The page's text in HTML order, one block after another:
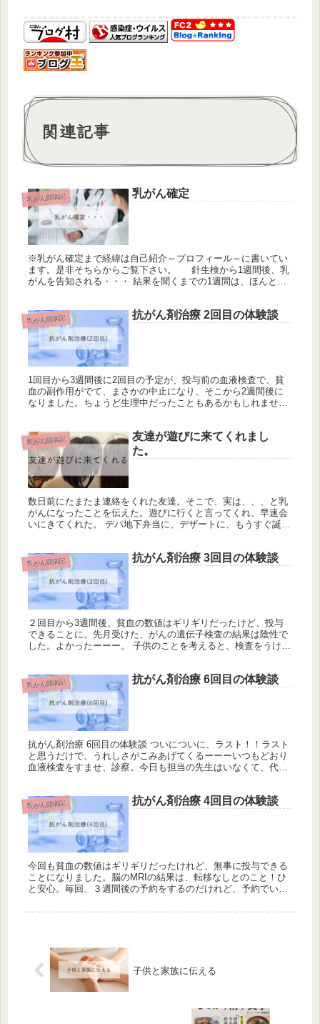
関連記事
乳がん闘病記 乳がん確定
※乳がん確定まで経緯は自己紹介～プロフィール～に書いてい
ます。是非そちらからご覧下さい。 針生検から1週間後、乳
がんを告知される・・・ 結果を聞くまでの1週間は、ほんとに
乳がん闘病記 抗がん剤治療 2回目の体験談
1回目から3週間後に2回目の予定が、投与前の血液検査で、貧
血の副作用がでて、まさかの中止になり、そこから2週間後に
なりました。ちょうど生理中だったこともあるかもしれませ
乳がん闘病記
友達が遊びに来てくれまし
た。
数日前にたまたま連絡をくれた友達。そこで、実は、、、と乳
がんになったことを伝えた。遊びに行くと言ってくれ、早速会
いにきてくれた。 デパ地下弁当に、デザートに、もうすぐ誕生
乳がん闘病記 抗がん剤治療 3回目の体験談
２回目から3週間後、貧血の数値はギリギリだったけど、投与
できることに。先月受けた、がんの遺伝子検査の結果は陰性で
した。よかったーーー。 子供のことを考えると、検査をうけた
乳がん闘病記 抗がん剤治療 6回目の体験談
抗がん剤治療 6回目の体験談 ついについに、ラスト！！ラスト
と思うだけで、うれしさがこみあげてくるーーーいつもどおり
血液検査をすませ、診察。今日も担当の先生はいなくて、代
乳がん闘病記 抗がん剤治療 4回目の体験談
今回も貧血の数値はギリギリだったけれど、無事に投与できる
ことになりました。脳のMRIの結果は、転移なしとのこと！ひ
と安心。毎回、３週間後の予約をするのだけれど、予約でいっ
子供と家族に伝える